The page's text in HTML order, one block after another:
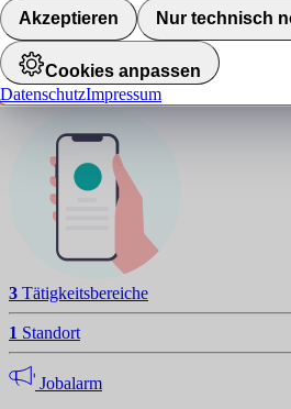
NAVIGATION
Jobalarm aktivieren
3 Tätigkeitsbereiche
1 Standort
Jobalarm
Akzeptieren Nur technisch
Cookies anpassen
DatenschutzImpressum